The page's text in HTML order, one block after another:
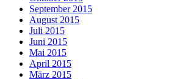
September 2015
August 2015
Juli 2015
Juni 2015
Mai 2015
April 2015
März 2015